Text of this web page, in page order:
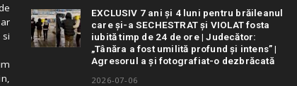
EXCLUSIV 7 ani și 4 luni pentru brăileanul
care și-a SECHESTRAT și VIOLAT fosta
iubită timp de 24 de ore | Judecător:
„Tânăra a fost umilită profund și intens” |
Agresorul a și fotografiat-o dezbrăcată
2026-07-06